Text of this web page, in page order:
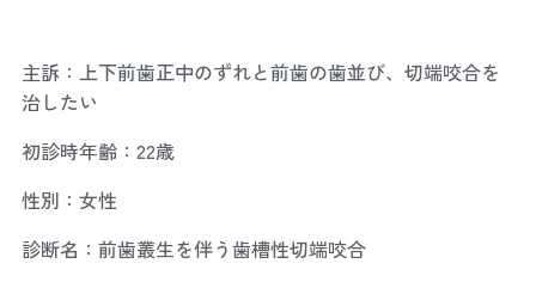
主訴：上下前歯正中のずれと前歯の歯並び、切端咬合を
治したい
初診時年齢：22歳
性別：女性
診断名：前歯叢生を伴う歯槽性切端咬合